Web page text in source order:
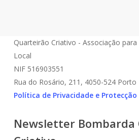
Quarteirão Criativo - Associação
Local
NIF 516903551
Rua do Rosário, 211, 4050-524 Porto
Política de Privacidade e Protecção
Newsletter